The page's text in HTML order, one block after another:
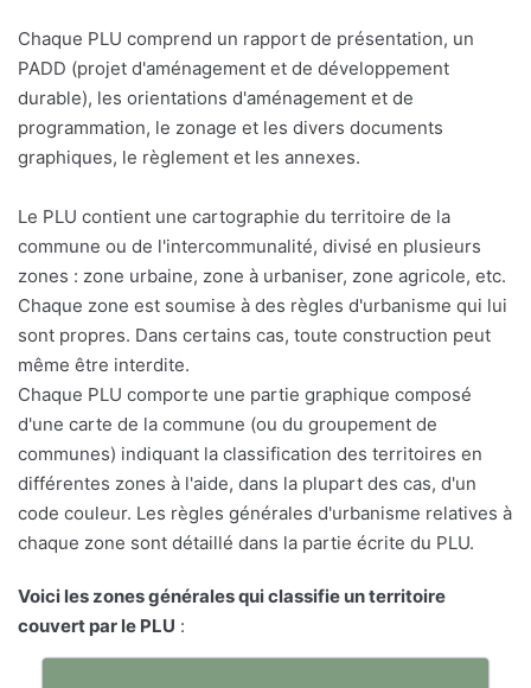
Chaque PLU comprend un rapport de présentation, un
PADD (projet d'aménagement et de développement
durable), les orientations d'aménagement et de
programmation, le zonage et les divers documents
graphiques, le règlement et les annexes.
Le PLU contient une cartographie du territoire de la
commune ou de l'intercommunalité, divisé en plusieurs
zones : zone urbaine, zone à urbaniser, zone agricole, etc.
Chaque zone est soumise à des règles d'urbanisme qui lui
sont propres. Dans certains cas, toute construction peut
même être interdite.
Chaque PLU comporte une partie graphique composé
d'une carte de la commune (ou du groupement de
communes) indiquant la classification des territoires en
différentes zones à l'aide, dans la plupart des cas, d'un
code couleur. Les règles générales d'urbanisme relatives à
chaque zone sont détaillé dans la partie écrite du PLU.
Voici les zones générales qui classifie un territoire
couvert par le PLU :